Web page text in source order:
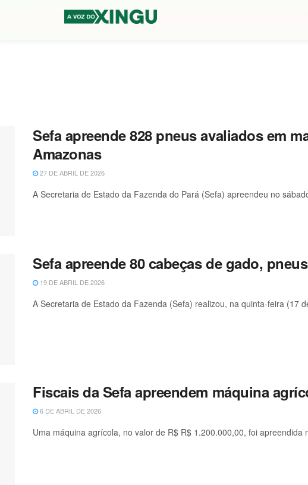
Sefa apreende 828 pneus avaliados em
Amazonas
27 DE ABRIL DE 2026
A Secretaria de Estado da Fazenda do Pará (Sefa) apreendeu no
Sefa apreende 80 cabeças de gado,
19 DE ABRIL DE 2026
A Secretaria de Estado da Fazenda (Sefa) realizou, na quinta-feira (17
Fiscais da Sefa apreendem máquina
6 DE ABRIL DE 2026
Uma máquina agrícola, no valor de R$ R$ 1.200.000,00, foi